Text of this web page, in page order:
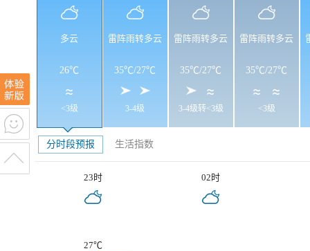
多云
26℃
<3级
雷阵雨转多云
35℃/27℃
3-4级
雷阵雨转多云
35℃/27℃
3-4级转<3级
雷阵雨转多云
35℃/27℃
<3级
分时段预报 生活指数
23时 02时
27℃